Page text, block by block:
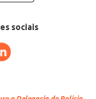
sociais